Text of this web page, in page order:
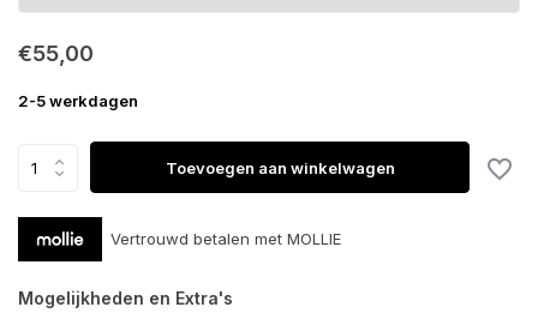
€55,00
2-5 werkdagen
Toevoegen aan winkelwagen
Vertrouwd betalen met MOLLIE
Mogelijkheden en Extra's